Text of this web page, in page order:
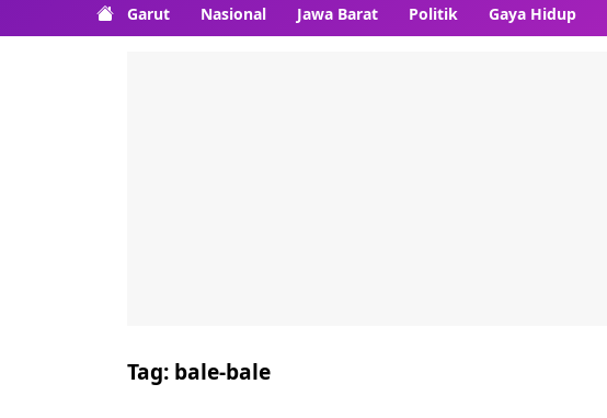
Garut Nasional Jawa Barat Politik Gaya Hidup
Tag: bale-bale